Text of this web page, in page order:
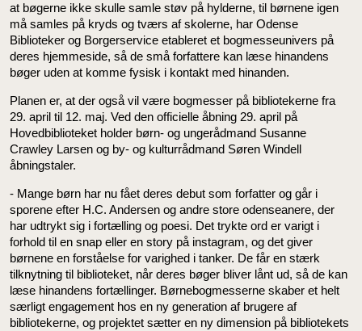
at bøgerne ikke skulle samle støv på hylderne, til børnene igen
må samles på kryds og tværs af skolerne, har Odense
Biblioteker og Borgerservice etableret et bogmesseunivers på
deres hjemmeside, så de små forfattere kan læse hinandens
bøger uden at komme fysisk i kontakt med hinanden.
Planen er, at der også vil være bogmesser på bibliotekerne fra
29. april til 12. maj. Ved den officielle åbning 29. april på
Hovedbiblioteket holder børn- og ungerådmand Susanne
Crawley Larsen og by- og kulturrådmand Søren Windell
åbningstaler.
- Mange børn har nu fået deres debut som forfatter og går i
sporene efter H.C. Andersen og andre store odenseanere, der
har udtrykt sig i fortælling og poesi. Det trykte ord er varigt i
forhold til en snap eller en story på instagram, og det giver
børnene en forståelse for varighed i tanker. De får en stærk
tilknytning til biblioteket, når deres bøger bliver lånt ud, så de kan
læse hinandens fortællinger. Børnebogmesserne skaber et helt
særligt engagement hos en ny generation af brugere af
bibliotekerne, og projektet sætter en ny dimension på bibliotekets